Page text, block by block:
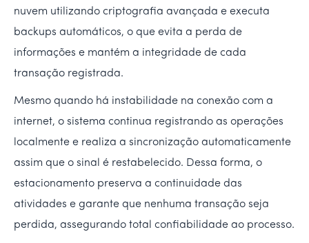
nuvem utilizando criptografia avançada e executa
backups automáticos, o que evita a perda de
informações e mantém a integridade de cada
transação registrada.
Mesmo quando há instabilidade na conexão com a
internet, o sistema continua registrando as operações
localmente e realiza a sincronização automaticamente
assim que o sinal é restabelecido. Dessa forma, o
estacionamento preserva a continuidade das
atividades e garante que nenhuma transação seja
perdida, assegurando total confiabilidade ao processo.